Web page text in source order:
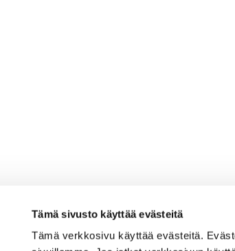
Tämä sivusto käyttää evästeitä
Tämä verkkosivu käyttää evästeitä.